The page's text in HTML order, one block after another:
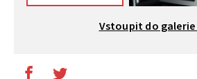
Vstoupit do galerie